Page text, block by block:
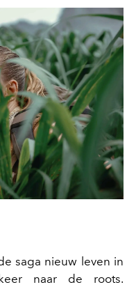
saga nieuw leven in
naar de roots.